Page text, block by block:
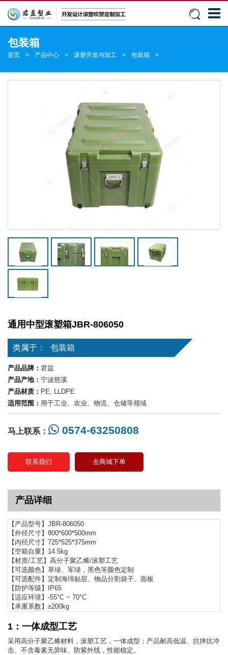
包装箱
首页 > 产品中心 > 滚塑开发与加工 > 包装箱 >
通用中型滚塑箱JBR-806050
类属于： 包装箱
产品品牌： 君益
产品产地： 宁波慈溪
产品材质： PE, LLDPE
适用范围： 用于工业、农业、物流、仓储等领域
马上联系： 0574-63250808
联系我们 去商城下单
产品详细
【产品型号】JBR-806050
【外径尺寸】800*600*500mm
【内径尺寸】725*525*375mm
【空箱自重】14.5kg
【材质/工艺】高分子聚乙烯/滚塑工艺
【可选颜色】草绿、军绿，黑色等颜色定制
【可选配件】定制海绵贴层、物品分割袋子、面板
【防护等级】IP65
【适应环境】-55°C ~ 70°C
【承重系数】≥200kg
1：一体成型工艺
采用高分子聚乙烯材料，滚塑工艺，一体成型；产品耐高低温、抗摔抗冲
击、不含毒素无异味、防紫外线，性能稳定。